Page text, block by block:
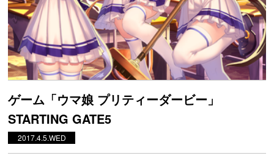
ゲーム「ウマ娘 プリティーダービー」
STARTING GATE5
2017.4.5.WED